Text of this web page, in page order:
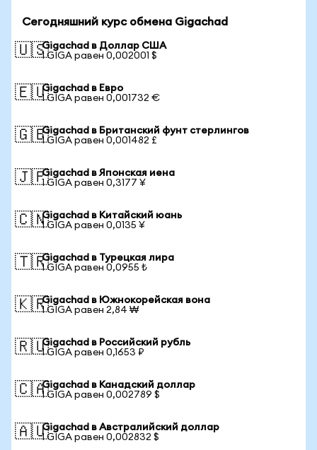
Сегодняшний курс обмена Gigachad
🇺🇸Gigachad в Доллар США
1 GIGA равен 0,002001 $
🇪🇺Gigachad в Евро
1 GIGA равен 0,001732 €
🇬🇧Gigachad в Британский фунт стерлингов
1 GIGA равен 0,001482 £
🇯🇵Gigachad в Японская иена
1 GIGA равен 0,3177 ¥
🇨🇳Gigachad в Китайский юань
1 GIGA равен 0,0135 ¥
🇹🇷Gigachad в Турецкая лира
1 GIGA равен 0,0955 ₺
🇰🇷Gigachad в Южнокорейская вона
1 GIGA равен 2,84 ₩
🇷🇺Gigachad в Российский рубль
1 GIGA равен 0,1653 ₽
🇨🇦Gigachad в Канадский доллар
1 GIGA равен 0,002789 $
🇦🇺Gigachad в Австралийский доллар
1 GIGA равен 0,002832 $